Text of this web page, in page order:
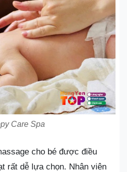
Care Spa
cho bé được điều
rất dễ lựa chọn. Nhân viên